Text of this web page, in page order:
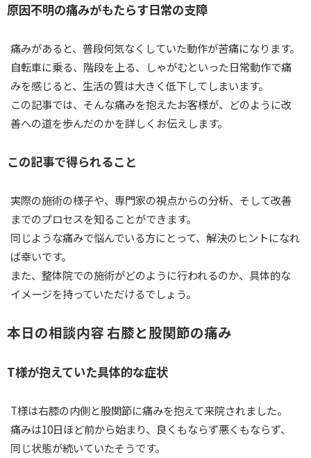
原因不明の痛みがもたらす日常の支障
痛みがあると、普段何気なくしていた動作が苦痛になります。
自転車に乗る、階段を上る、しゃがむといった日常動作で痛
みを感じると、生活の質は大きく低下してしまいます。
この記事では、そんな痛みを抱えたお客様が、どのように改
善への道を歩んだのかを詳しくお伝えします。
この記事で得られること
実際の施術の様子や、専門家の視点からの分析、そして改善
までのプロセスを知ることができます。
同じような痛みで悩んでいる方にとって、解決のヒントになれ
ば幸いです。
また、整体院での施術がどのように行われるのか、具体的な
イメージを持っていただけるでしょう。
本日の相談内容 右膝と股関節の痛み
T様が抱えていた具体的な症状
T様は右膝の内側と股関節に痛みを抱えて来院されました。
痛みは10日ほど前から始まり、良くもならず悪くもならず、
同じ状態が続いていたそうです。